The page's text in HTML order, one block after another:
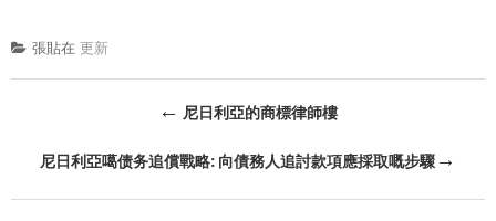
張貼在 更新
導
航
← 尼日利亞的商標律師樓
尼日利亞噶债务追償戰略: 向債務人追討款項應採取嘅步驟→